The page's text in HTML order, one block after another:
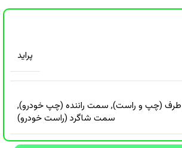
پراید
طرف (چپ و راست), سمت راننده (چپ خودرو),
سمت شاگرد (راست خودرو)